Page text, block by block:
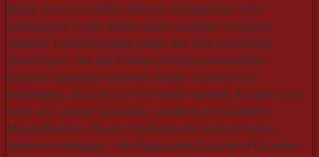
hinter sich und wollen sich im kommenden Jahr
verbessern. In der mittlerweile sechsten Ausgabe
unseres Transferguides haben wir drei Positionen
identifiziert, die die Pfälzer mit drei potenziellen
Spielern besetzen könnten. Dabei möchten wir
klarstellen, dass es sich um Ideen handelt. Es geht also
nicht um „echte” Gerüchte, sondern um fundierte
Möglichkeiten, die der Spielermarkt derzeit bietet.
Innenverteidigung – Großbaustelle Dass der FCK einen